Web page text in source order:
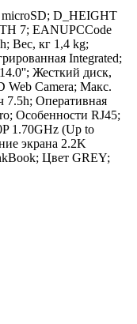
microSD; D_HEIGHT
7; EANUPCCode
Вес, кг 1,4 kg;
Integrated;
Жесткий диск,
Web Camera; Макс.
7.5h; Оперативная
Особенности RJ45;
1.70GHz (Up to
экрана 2.2K
Цвет GREY;